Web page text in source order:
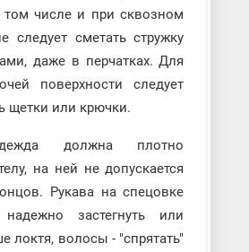
том числе и при сквозном
следует сметать стружку
даже в перчатках. Для
поверхности следует
щетки или крючки.
должна плотно
на ней не допускается
Рукава на спецовке
надежно застегнуть или
локтя, волосы - "спрятать"